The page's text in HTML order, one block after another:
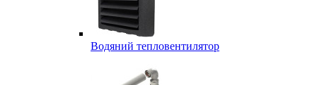
Водяний тепловентилятор